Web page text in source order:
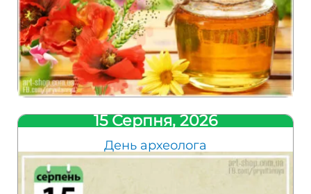
15 Серпня, 2026
День археолога